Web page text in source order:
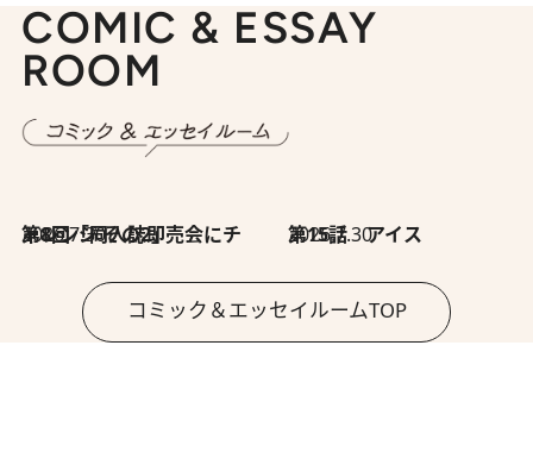
COMIC & ESSAY
ROOM
2026.7.30
第8回「同人誌即売会にチャレンジ その2」 2026.7.30
第15話 アイス
コミック＆エッセイルームTOP